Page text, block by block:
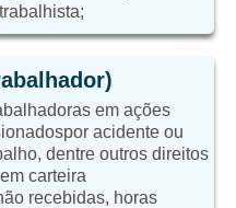
em ações
acidente ou
dentre outros direitos
carteira
recebidas, horas